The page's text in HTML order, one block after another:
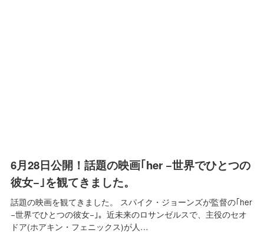
6月28日公開！話題の映画｢her −世界でひとつの
彼女−｣を観てきました。
話題の映画を観てきました。 スパイク・ジョーンズが監督の｢her
−世界でひとつの彼女−｣。近未来のロサンゼルスで、主役のセオ
ドア(ホアキン・フェニックス)が人…